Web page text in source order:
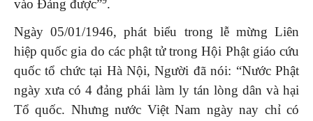
vào Đảng được” .
Ngày 05/01/1946, phát biểu trong lễ mừng Liên
hiệp quốc gia do các phật tử trong Hội Phật giáo cứu
quốc tổ chức tại Hà Nội, Người đã nói: “Nước Phật
ngày xưa có 4 đảng phái làm ly tán lòng dân và hại
Tổ quốc. Nhưng nước Việt Nam ngày nay chỉ có